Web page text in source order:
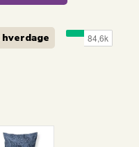
hverdage